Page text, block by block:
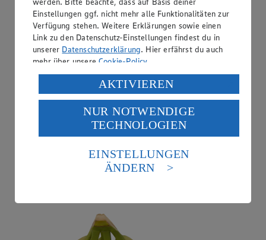
Einstellungen ggf. nicht mehr alle Funktionalitäten zur
Verfügung stehen. Weitere Erklärungen sowie einen
Link zu den Datenschutz-Einstellungen findest du in
unserer Datenschutzerklärung. Hier erfährst du auch
mehr über unsereCookie-Policy.
Verarbeitung deiner personenbezogenen Daten in den
USA durch Facebook und YouTube:
Wenn du auf „Aktivieren“ klickst, willigst du im Sinne
des Art. 49 Abs. 1 Satz 1 lit. a) DSGVO ein, dass deine
Daten in den USA verarbeitet werden. Der EuGH sieht
die USA als Land mit einem nach europäischen
Standards nicht angemessenen Datenschutzniveau an.
Es besteht das Risiko eines Zugriffs durch US-
Informationen zum Herausgeber der Seite findest du
AKTIVIEREN
NUR NOTWENDIGE
TECHNOLOGIEN
EINSTELLUNGEN
ÄNDERN